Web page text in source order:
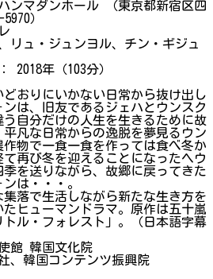
マダンホール （東京都新宿区四
）
ュ・ジュンヨル、チン・ギジュ
2018年（103分）
おりにいかない日常から抜け出し
は、旧友であるジェハとウンスク
自分だけの人生を生きるために故
凡な日常からの逸脱を夢見るウン
物で一食一食を作っては食べ冬か
再び冬を迎えることになったヘウ
を送りながら、故郷に戻ってきた
は・・・。
落で生活しながら新たな生き方を
ヒューマンドラマ。原作は五十嵐
ル・フォレスト」。（日本語字幕
館 韓国文化院
韓国コンテンツ振興院